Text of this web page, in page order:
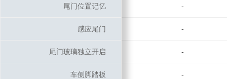
尾门位置记忆 -
感应尾门 -
尾门玻璃独立开启 -
车侧脚踏板 -
尾门位置记忆
感应尾门
尾门玻璃独立开启
车侧脚踏板